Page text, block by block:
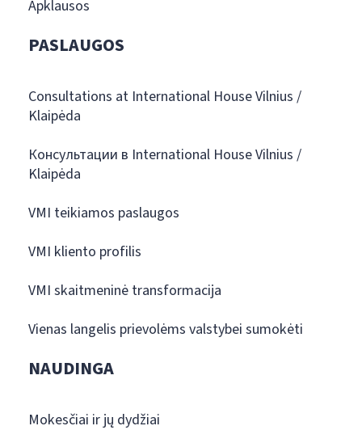
Apklausos
PASLAUGOS
Consultations at International House Vilnius /
Klaipėda
Консультации в International House Vilnius /
Klaipėda
VMI teikiamos paslaugos
VMI kliento profilis
VMI skaitmeninė transformacija
Vienas langelis prievolėms valstybei sumokėti
NAUDINGA
Mokesčiai ir jų dydžiai